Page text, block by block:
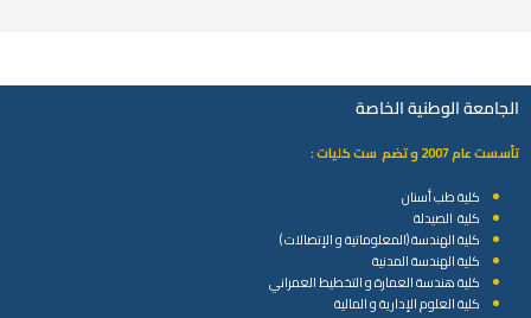
الجامعة الوطنية الخاصة
تأسست عام 2007 و تضم ست كليات :
كلية طب أسنان
كلية الصيدلة
كلية الهندسة (المعلوماتية و الإتصالات )
كلية الهندسة المدنية
كلية هندسة العمارة و التخطيط العمراني
كلية العلوم الإدارية و المالية